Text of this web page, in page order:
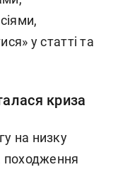
у статті та
криза
на низку
походження